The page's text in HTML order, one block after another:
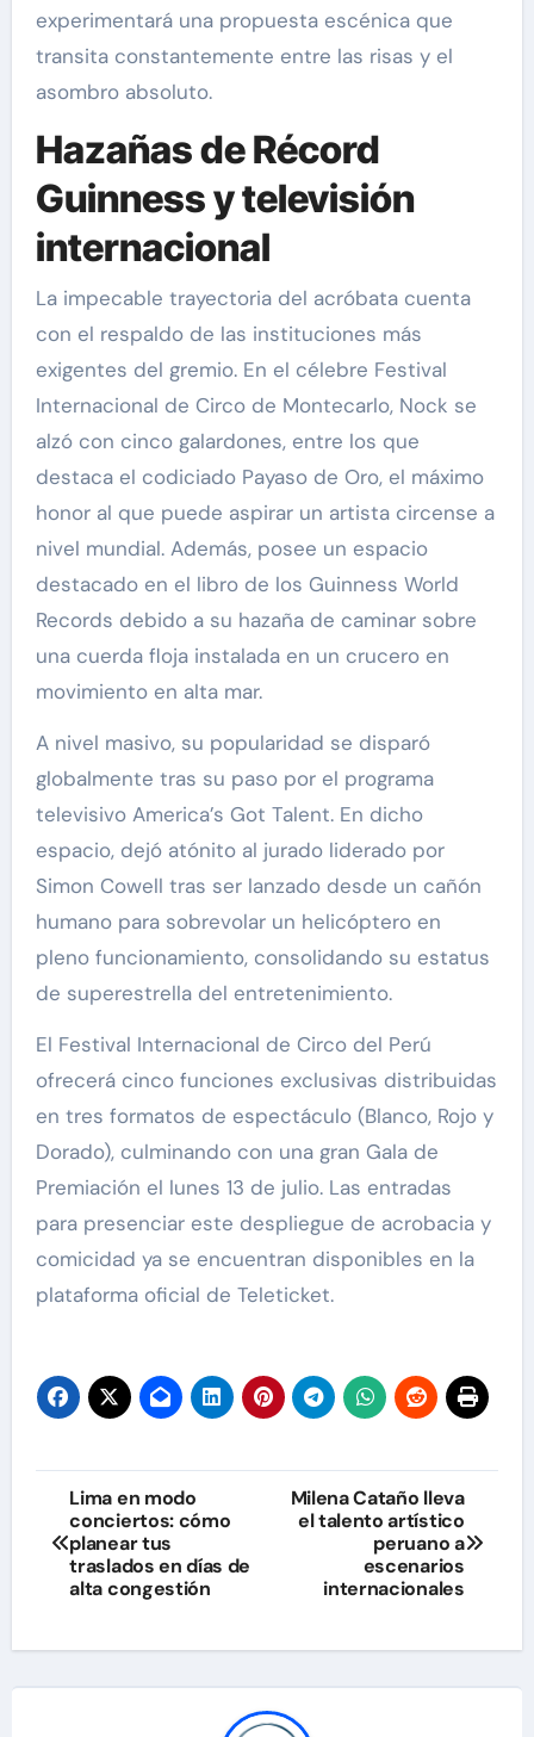
experimentará una propuesta escénica que
transita constantemente entre las risas y el
asombro absoluto.
Hazañas de Récord
Guinness y televisión
internacional
La impecable trayectoria del acróbata cuenta
con el respaldo de las instituciones más
exigentes del gremio. En el célebre Festival
Internacional de Circo de Montecarlo, Nock se
alzó con cinco galardones, entre los que
destaca el codiciado Payaso de Oro, el máximo
honor al que puede aspirar un artista circense a
nivel mundial. Además, posee un espacio
destacado en el libro de los Guinness World
Records debido a su hazaña de caminar sobre
una cuerda floja instalada en un crucero en
movimiento en alta mar.
A nivel masivo, su popularidad se disparó
globalmente tras su paso por el programa
televisivo America’s Got Talent. En dicho
espacio, dejó atónito al jurado liderado por
Simon Cowell tras ser lanzado desde un cañón
humano para sobrevolar un helicóptero en
pleno funcionamiento, consolidando su estatus
de superestrella del entretenimiento.
El Festival Internacional de Circo del Perú
ofrecerá cinco funciones exclusivas distribuidas
en tres formatos de espectáculo (Blanco, Rojo y
Dorado), culminando con una gran Gala de
Premiación el lunes 13 de julio. Las entradas
para presenciar este despliegue de acrobacia y
comicidad ya se encuentran disponibles en la
plataforma oficial de Teleticket.
Navegación
de
entradas
Lima en modo
conciertos: cómo
planear tus
traslados en días de
alta congestión
Milena Cataño lleva
el talento artístico
peruano a
escenarios
internacionales